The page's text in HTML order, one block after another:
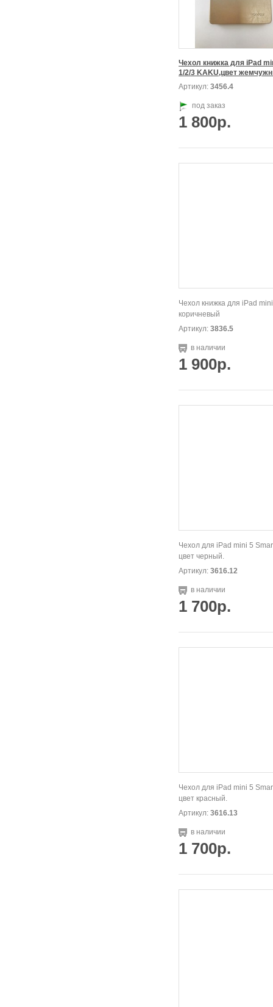
Чехол книжка для iPad
1/2/3 KAKU,цвет
Артикул: 3456.4
под заказ
1 800р.
Чехол книжка для iPad
коричневый
Артикул: 3836.5
в наличии
1 900р.
Чехол для iPad mini 5
цвет черный.
Артикул: 3616.12
в наличии
1 700р.
Чехол для iPad mini 5
цвет красный.
Артикул: 3616.13
в наличии
1 700р.